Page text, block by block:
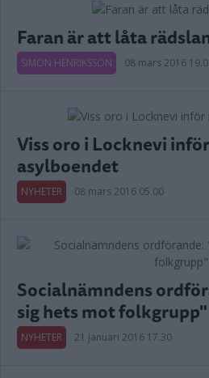
Faran är att låta
SIMON HENRIKSSON 08 mars 2016
Viss oro i Locknevi
asylboendet
NYHETER 08 mars 2016 05.00
Socialnämndens
sig hets mot folkgrupp"
NYHETER 21 januari 2016 17.30